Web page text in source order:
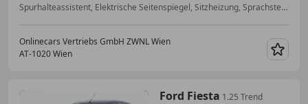
Spurhalteassistent, Elektrische Seitenspiegel, Sitzheizung, Sprachsteuerung, Klimaautomatik, Winterpaket, Radio, Lederlenkrad
Onlinecars Vertriebs GmbH ZWNL Wien
AT-1020 Wien
Ford Fiesta 1.25 Trend